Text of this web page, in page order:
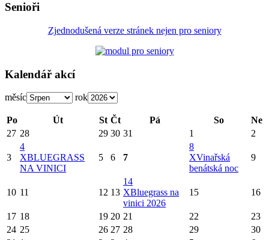
Senioři
Zjednodušená verze stránek nejen pro seniory
Kalendář akcí
měsíc rok
Po Út St Čt Pá So
Ne
27 28 29 30 31 1 2
3
4
XBLUEGRASS
NA VINICI
5 6 7
8
XVinařská
benátská noc
9
10 11 12 13
14
XBluegrass na
vinici 2026
15 16
17 18 19 20 21 22
23
24 25 26 27 28 29
30